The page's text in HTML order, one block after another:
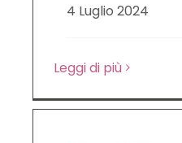
4 Luglio 2024
Leggi di più